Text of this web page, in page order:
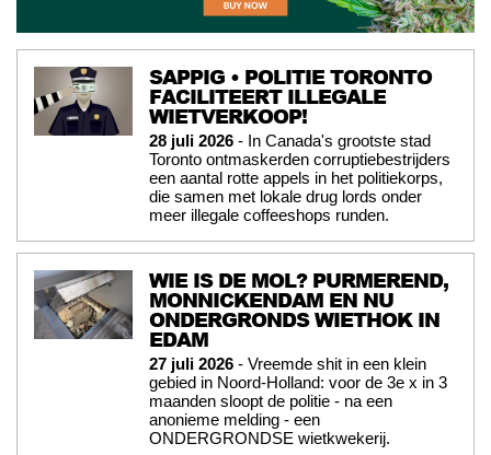
SAPPIG • POLITIE TORONTO
FACILITEERT ILLEGALE
WIETVERKOOP!
28 juli 2026 - In Canada's grootste stad
Toronto ontmaskerden corruptiebestrijders
een aantal rotte appels in het politiekorps,
die samen met lokale drug lords onder
meer illegale coffeeshops runden.
WIE IS DE MOL? PURMEREND,
MONNICKENDAM EN NU
ONDERGRONDS WIETHOK IN
EDAM
27 juli 2026 - Vreemde shit in een klein
gebied in Noord-Holland: voor de 3e x in 3
maanden sloopt de politie - na een
anonieme melding - een
ONDERGRONDSE wietkwekerij.